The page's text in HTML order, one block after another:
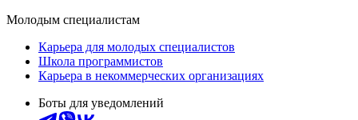
Молодым специалистам
Карьера для молодых специалистов
Школа программистов
Карьера в некоммерческих организациях
Боты для уведомлений